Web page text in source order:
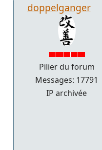
doppelganger
Pilier du forum
Messages: 17791
IP archivée